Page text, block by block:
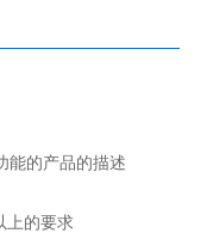
能的产品的描述
上的要求